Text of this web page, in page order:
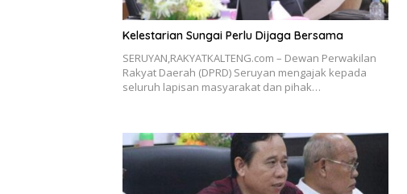
Kelestarian Sungai Perlu Dijaga Bersama
SERUYAN,RAKYATKALTENG.com – Dewan Perwakilan
Rakyat Daerah (DPRD) Seruyan mengajak kepada
seluruh lapisan masyarakat dan pihak…